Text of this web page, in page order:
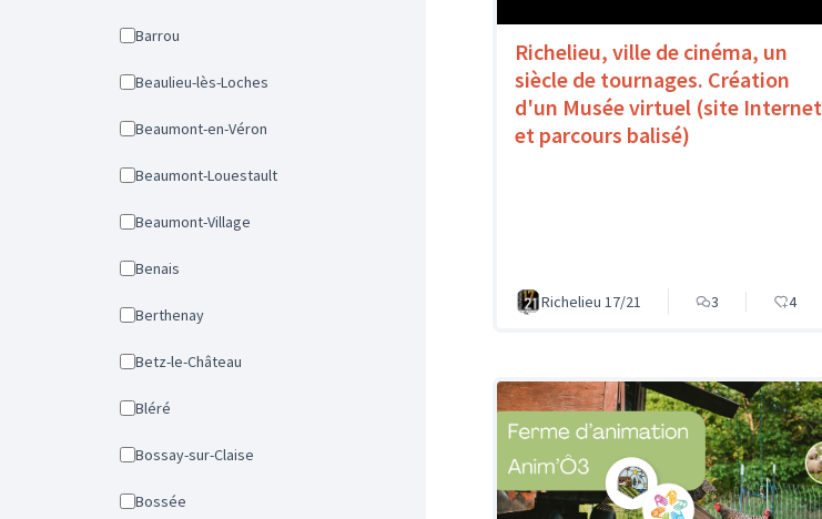
Barrou
Beaulieu-lès-Loches
Beaumont-en-Véron
Beaumont-Louestault
Beaumont-Village
Benais
Berthenay
Betz-le-Château
Bléré
Bossay-sur-Claise
Bossée
Richelieu, ville de cinéma, un
siècle de tournages. Création
d'un Musée virtuel (site Internet
et parcours balisé)
Richelieu 17/21 3 4